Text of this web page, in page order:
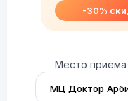
-30%
Место приёма